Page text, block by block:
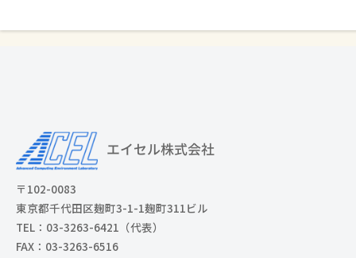
〒102-0083
東京都千代田区麹町3-1-1麹町311ビル
TEL：03-3263-6421（代表）
FAX：03-3263-6516